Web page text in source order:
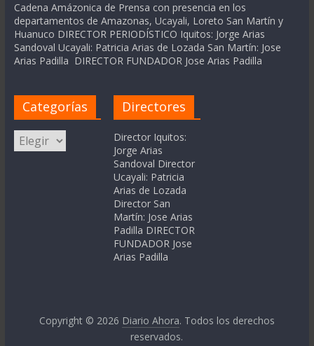
Cadena Amázonica de Prensa con presencia en los
departamentos de Amazonas, Ucayali, Loreto San Martín y
Huanuco DIRECTOR PERIODÍSTICO Iquitos: Jorge Arias
Sandoval Ucayali: Patricia Arias de Lozada San Martín: Jose
Arias Padilla DIRECTOR FUNDADOR Jose Arias Padilla
Categorías
Categorías
Directores
Director Iquitos:
Jorge Arias
Sandoval Director
Ucayali: Patricia
Arias de Lozada
Director San
Martín: Jose Arias
Padilla DIRECTOR
FUNDADOR Jose
Arias Padilla
Copyright © 2026 Diario Ahora. Todos los derechos
reservados.